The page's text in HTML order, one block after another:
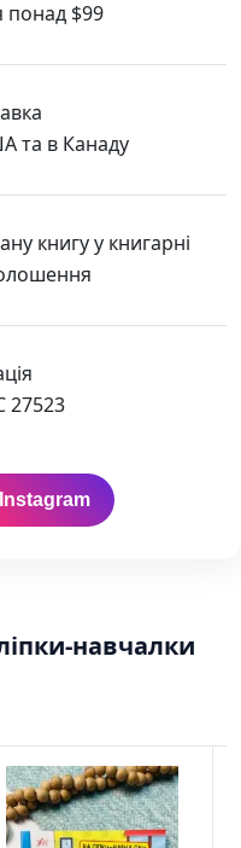
понад $99
та в Канаду
книгу у книгарні
27523
навчалки